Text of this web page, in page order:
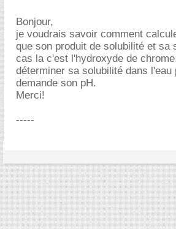
Bonjour,
je voudrais savoir comment
que son produit de solubilité et sa
cas la c'est l'hydroxyde de
déterminer sa solubilité dans l'eau
demande son pH.
Merci!
-----